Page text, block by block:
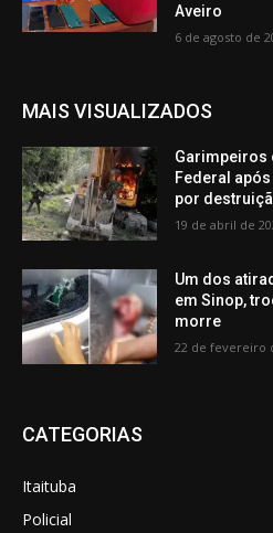
Aveiro
6 de agosto de
MAIS VISUALIZADOS
Garimpeiros
Federal
por
19 de abril de
Um dos
em Sinop,
morre
22 de fevereiro
CATEGORIAS
Itaituba
Policial